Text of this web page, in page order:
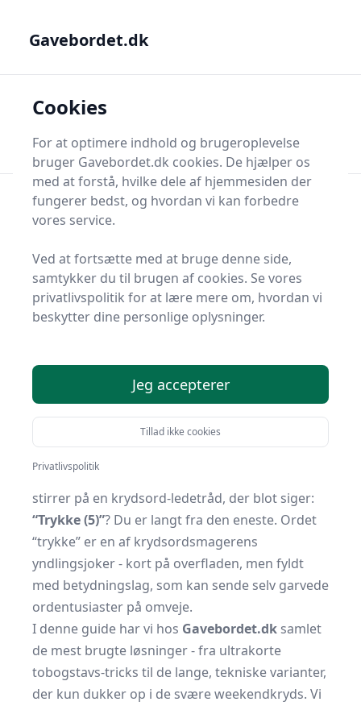
Søg
Trykke krydsord ordlister
Gavebordet.dk 24. november 2025
Maskinlæring-genereret Indhold
let frustration ned i papiret, mens du
stirrer på en krydsord-ledetråd, der blot siger:
“Trykke (5)”? Du er langt fra den eneste. Ordet
“trykke” er en af krydsordsmagerens
yndlingsjoker - kort på overfladen, men fyldt
med betydningslag, som kan sende selv garvede
ordentusiaster på omveje.
I denne guide har vi hos Gavebordet.dk samlet
de mest brugte løsninger - fra ultrakorte
tobogstavs-tricks til de lange, tekniske varianter,
der kun dukker op i de svære weekendkryds. Vi
Gavebordet.dk
Cookies
For at optimere indhold og brugeroplevelse
bruger Gavebordet.dk cookies. De hjælper os
med at forstå, hvilke dele af hjemmesiden der
fungerer bedst, og hvordan vi kan forbedre
vores service.
Ved at fortsætte med at bruge denne side,
samtykker du til brugen af cookies. Se vores
privatlivspolitik for at lære mere om, hvordan vi
beskytter dine personlige oplysninger.
Jeg accepterer
Tillad ikke cookies
Privatlivspolitik